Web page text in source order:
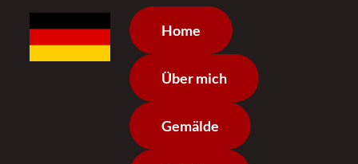
Home
Über mich
Gemälde